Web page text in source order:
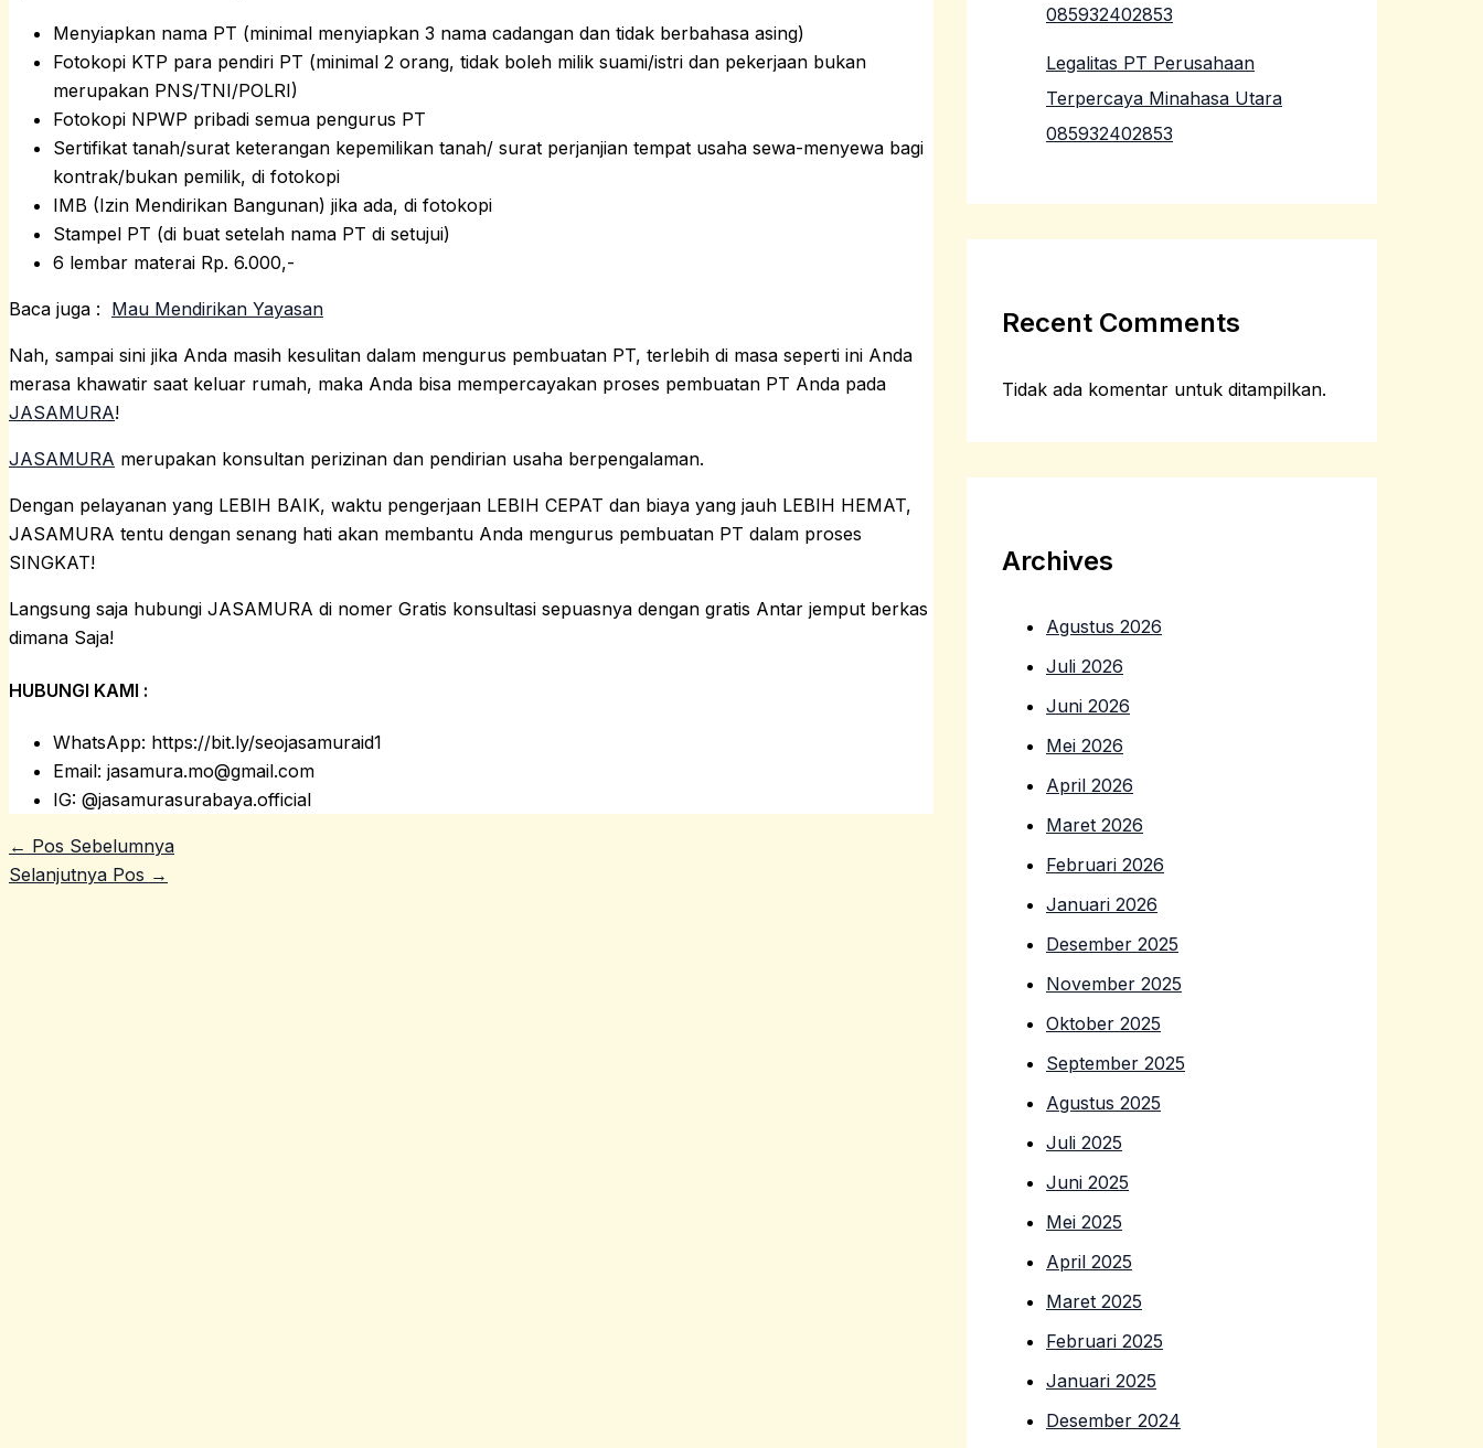
Menyiapkan nama PT (minimal menyiapkan 3 nama cadangan dan tidak berbahasa asing)
Fotokopi KTP para pendiri PT (minimal 2 orang, tidak boleh milik suami/istri dan pekerjaan bukan
merupakan PNS/TNI/POLRI)
Fotokopi NPWP pribadi semua pengurus PT
Sertifikat tanah/surat keterangan kepemilikan tanah/ surat perjanjian tempat usaha sewa-menyewa bagi
kontrak/bukan pemilik, di fotokopi
IMB (Izin Mendirikan Bangunan) jika ada, di fotokopi
Stampel PT (di buat setelah nama PT di setujui)
6 lembar materai Rp. 6.000,-
Baca juga : Mau Mendirikan Yayasan
Nah, sampai sini jika Anda masih kesulitan dalam mengurus pembuatan PT, terlebih di masa seperti ini Anda
merasa khawatir saat keluar rumah, maka Anda bisa mempercayakan proses pembuatan PT Anda pada
JASAMURA!
JASAMURA merupakan konsultan perizinan dan pendirian usaha berpengalaman.
Dengan pelayanan yang LEBIH BAIK, waktu pengerjaan LEBIH CEPAT dan biaya yang jauh LEBIH HEMAT,
JASAMURA tentu dengan senang hati akan membantu Anda mengurus pembuatan PT dalam proses
SINGKAT!
Langsung saja hubungi JASAMURA di nomer Gratis konsultasi sepuasnya dengan gratis Antar jemput berkas
dimana Saja!
HUBUNGI KAMI :
WhatsApp: https://bit.ly/seojasamuraid1
Email: jasamura.mo@gmail.com
IG: @jasamurasurabaya.official
← Pos Sebelumnya
Selanjutnya Pos →
085932402853
Legalitas PT Perusahaan
Terpercaya Minahasa Utara
085932402853
Recent Comments
Tidak ada komentar untuk ditampilkan.
Archives
Agustus 2026
Juli 2026
Juni 2026
Mei 2026
April 2026
Maret 2026
Februari 2026
Januari 2026
Desember 2025
November 2025
Oktober 2025
September 2025
Agustus 2025
Juli 2025
Juni 2025
Mei 2025
April 2025
Maret 2025
Februari 2025
Januari 2025
Desember 2024